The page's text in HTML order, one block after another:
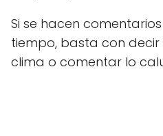
Si se hacen
tiempo, basta con
clima o comentar lo